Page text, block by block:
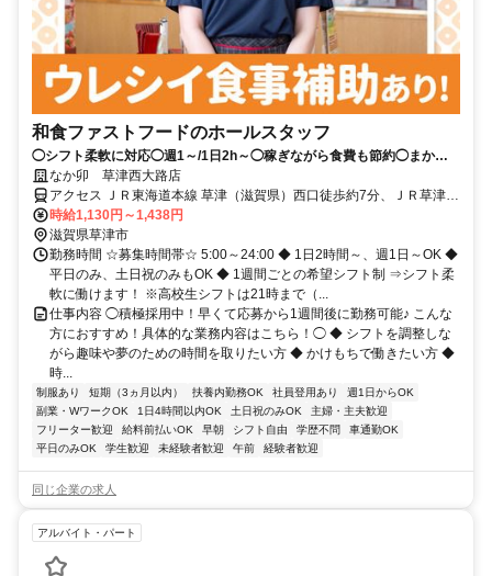
和食ファストフードのホールスタッフ
◯シフト柔軟に対応◯週1～/1日2h～◯稼ぎながら食費も節約◯まかな
い（食事補助）あり
なか卯 草津西大路店
アクセス ＪＲ東海道本線 草津（滋賀県）西口徒歩約7分、ＪＲ草津線
草津（滋賀県）西口徒歩約7分、ＪＲ東海道本線 栗東西口徒歩約38分
時給1,130円～1,438円
滋賀県草津市
勤務時間 ☆募集時間帯☆ 5:00～24:00 ◆ 1日2時間～、週1日～OK ◆
平日のみ、土日祝のみもOK ◆ 1週間ごとの希望シフト制 ⇒シフト柔
軟に働けます！ ※高校生シフトは21時まで（...
仕事内容 ◯積極採用中！早くて応募から1週間後に勤務可能♪ こんな
方におすすめ！具体的な業務内容はこちら！◯ ◆ シフトを調整しな
がら趣味や夢のための時間を取りたい方 ◆ かけもちで働きたい方 ◆
時...
制服あり 短期（3ヵ月以内） 扶養内勤務OK 社員登用あり
週1日からOK
副業・WワークOK
1日4時間以内OK 土日祝のみOK
主婦・主夫歓迎
フリーター歓迎
給料前払いOK 早朝 シフト自由 学歴不問
車通勤OK
平日のみOK
学生歓迎 未経験者歓迎 午前 経験者歓迎
同じ企業の求人
アルバイト・パート